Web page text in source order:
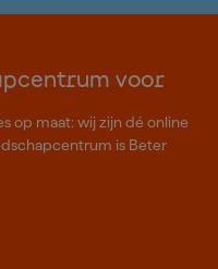
voor
op maat: wij zijn dé online
is Beter